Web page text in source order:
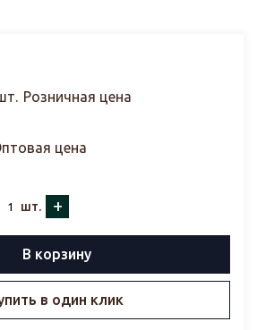
Розничная цена
цена
шт. +
В корзину
в один клик